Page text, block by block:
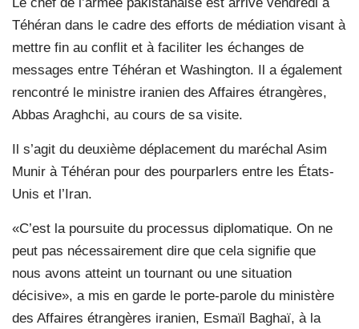
Téhéran dans le cadre des efforts de médiation visant à
mettre fin au conflit et à faciliter les échanges de
messages entre Téhéran et Washington. Il a également
rencontré le ministre iranien des Affaires étrangères,
Abbas Araghchi, au cours de sa visite.
Il s’agit du deuxième déplacement du maréchal Asim
Munir à Téhéran pour des pourparlers entre les États-
Unis et l’Iran.
«C’est la poursuite du processus diplomatique. On ne
peut pas nécessairement dire que cela signifie que
nous avons atteint un tournant ou une situation
décisive», a mis en garde le porte-parole du ministère
des Affaires étrangères iranien, Esmaïl Baghaï, à la